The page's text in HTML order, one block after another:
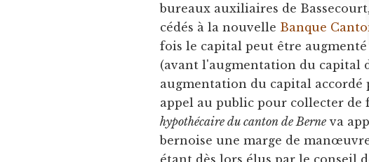
bureaux auxiliaires de
cédés à la nouvelle Banque
fois le capital peut être
(avant l'augmentation du capital
augmentation du capital
appel au public pour collecter de
hypothécaire du canton de Berne va
bernoise une marge de
étant dès lors élus par le conseil